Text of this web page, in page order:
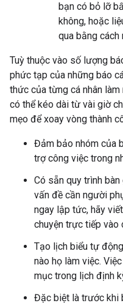
bạn có bỏ lỡ
không, hoặc
qua bằng cách
Tuỳ thuộc vào số lượng
phức tạp của những báo
thức của từng cá nhân
có thể kéo dài từ vài giờ
mẹo để xoay vòng thành
Đảm bảo nhóm của
trợ công việc trong
Có sẵn quy trình
vấn đề cần người
ngay lập tức, hãy
chuyện trực tiếp vào
Tạo lịch biểu tự
nào họ làm việc.
mục trong lịch định
Đặc biệt là trước khi